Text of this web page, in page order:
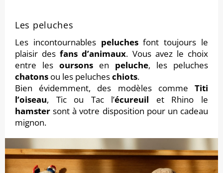
Les peluches
Les incontournables peluchesfont toujours le
plaisir desfans d’animaux. Vous avez le choix
entre les oursons en peluche, les peluches
chatons ou les pelucheschiots.
Bien évidemment, des modèles comme Titi
l’oiseau, Tic ou Tac l’écureuil et Rhino le
hamster sont à votre disposition pour un cadeau
mignon.